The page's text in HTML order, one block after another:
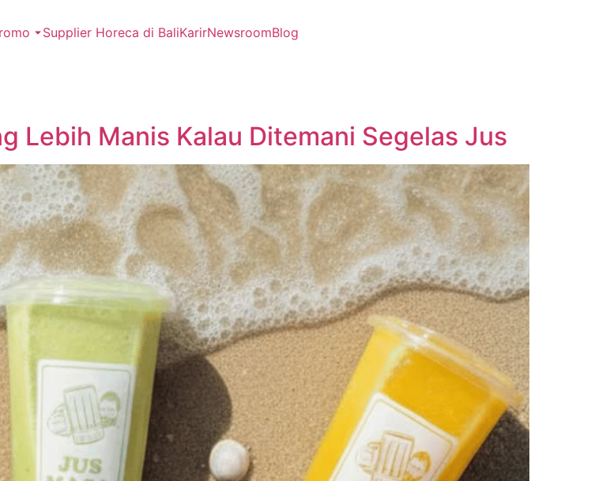
Supplier Horeca di BaliKarirNewsroomBlog
Lebih Manis Kalau Ditemani Segelas Jus